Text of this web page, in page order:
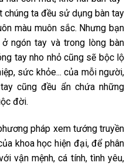
ta đều sử dụng bàn tay
màu muôn sắc. Nhưng bạn
ngón tay và trong lòng bàn
tay nho nhỏ cũng sẽ bộc lộ
sức khỏe... của mỗi người,
cũng đều ẩn chứa những
đời.
pháp xem tướng truyền
khoa học hiện đại, để phân
vận mệnh, cá tính, tình yêu,